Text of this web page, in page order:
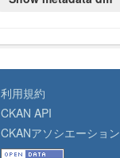
利用規約
CKAN API
CKANアソシエーション